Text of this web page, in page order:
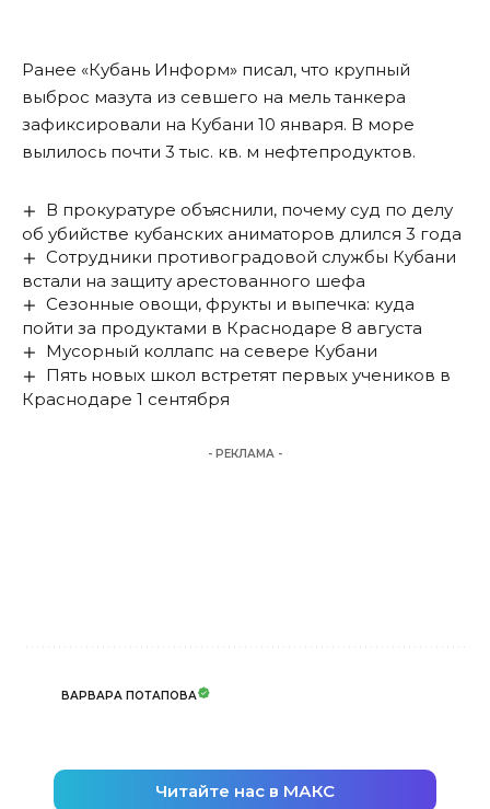
Ранее «Кубань Информ» писал, что крупный
выброс мазута из севшего на мель танкера
зафиксировали на Кубани 10 января. В море
вылилось почти 3 тыс. кв. м нефтепродуктов.
В прокуратуре объяснили, почему суд по делу
об убийстве кубанских аниматоров длился 3 года
Сотрудники противоградовой службы Кубани
встали на защиту арестованного шефа
Сезонные овощи, фрукты и выпечка: куда
пойти за продуктами в Краснодаре 8 августа
Мусорный коллапс на севере Кубани
Пять новых школ встретят первых учеников в
Краснодаре 1 сентября
- РЕКЛАМА -
ВАРВАРА ПОТАПОВА
Читайте нас в МАКС